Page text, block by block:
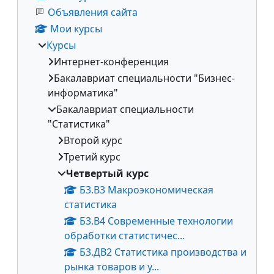
Объявления сайта
Мои курсы
Курсы
Интернет-конференция
Бакалавриат специальности "Бизнес-
информатика"
Бакалавриат специальности
"Статистика"
Второй курс
Третий курс
Четвертый курс
Б3.В3 Макроэкономическая
статистика
Б3.В4 Современные технологии
обработки статистичес...
Б3.ДВ2 Статистика производства и
рынка товаров и у...